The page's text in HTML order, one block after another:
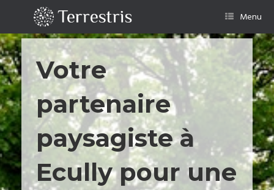
Menu
Votre
partenaire
paysagiste à
Ecully pour une